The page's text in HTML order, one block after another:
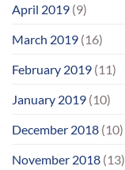
April 2019 (9)
March 2019 (16)
February 2019 (11)
January 2019 (10)
December 2018 (10)
November 2018 (13)